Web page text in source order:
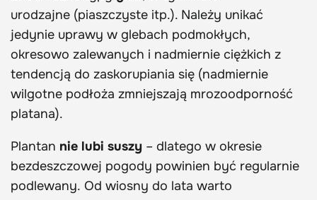
urodzajne (piaszczyste itp.). Należy unikać
jedynie uprawy w glebach podmokłych,
okresowo zalewanych i nadmiernie ciężkich z
tendencją do zaskorupiania się (nadmiernie
wilgotne podłoża zmniejszają mrozoodporność
platana).
Plantan nie lubi suszy – dlatego w okresie
bezdeszczowej pogody powinien być regularnie
podlewany. Od wiosny do lata warto